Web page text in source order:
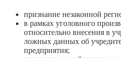
признание незаконной
в рамках уголовного
относительно внесения в
ложных данных об
предприятия;